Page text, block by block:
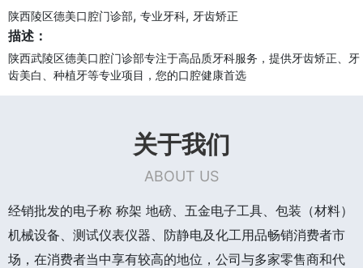
陕西陵区德美口腔门诊部, 专业牙科, 牙齿矫正
描述：
陕西武陵区德美口腔门诊部专注于高品质牙科服务，提供牙齿矫正、牙
齿美白、种植牙等专业项目，您的口腔健康首选
关于我们
ABOUT US
经销批发的电子称 称架 地磅、五金电子工具、包装（材料）
机械设备、测试仪表仪器、防静电及化工用品畅销消费者市
场，在消费者当中享有较高的地位，公司与多家零售商和代